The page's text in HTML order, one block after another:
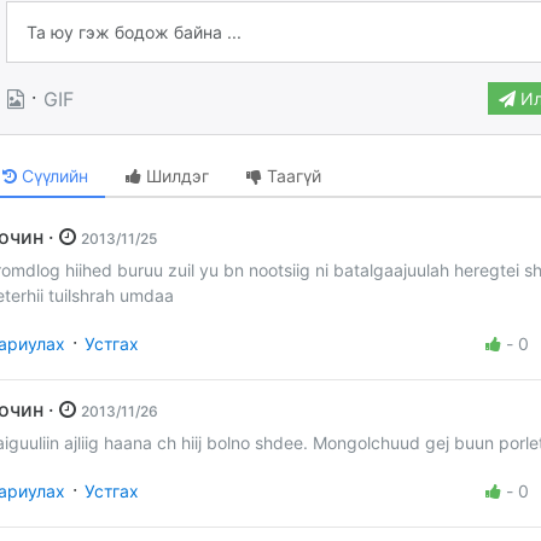
· GIF
Сүүлийн Шилдэг Таагүй
Зочин · 2013/11/25
hiihed buruu zuil yu bn nootsiig ni batalgaajuulah heregtei
tuilshrah umdaa
· Устгах - 0
Зочин · 2013/11/26
ajliig haana ch hiij bolno shdee. Mongolchuud gej buun
· Устгах - 0